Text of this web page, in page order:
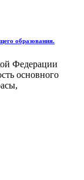
образования.
Федерации
основного